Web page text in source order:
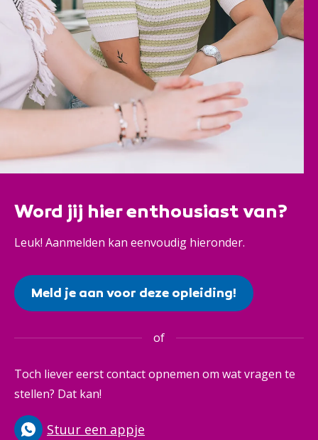
Word jij hier enthousiast van?
Leuk! Aanmelden kan eenvoudig hieronder.
Meld je aan voor deze opleiding!
of
Toch liever eerst contact opnemen om wat vragen te
stellen? Dat kan!
Stuur een appje